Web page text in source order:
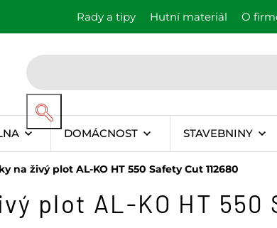
Rady a tipy Hutní materiál O
DOMÁCNOST STAVEBNINY
na živý plot AL-KO HT 550 Safety Cut 112680
plot AL-KO HT 550